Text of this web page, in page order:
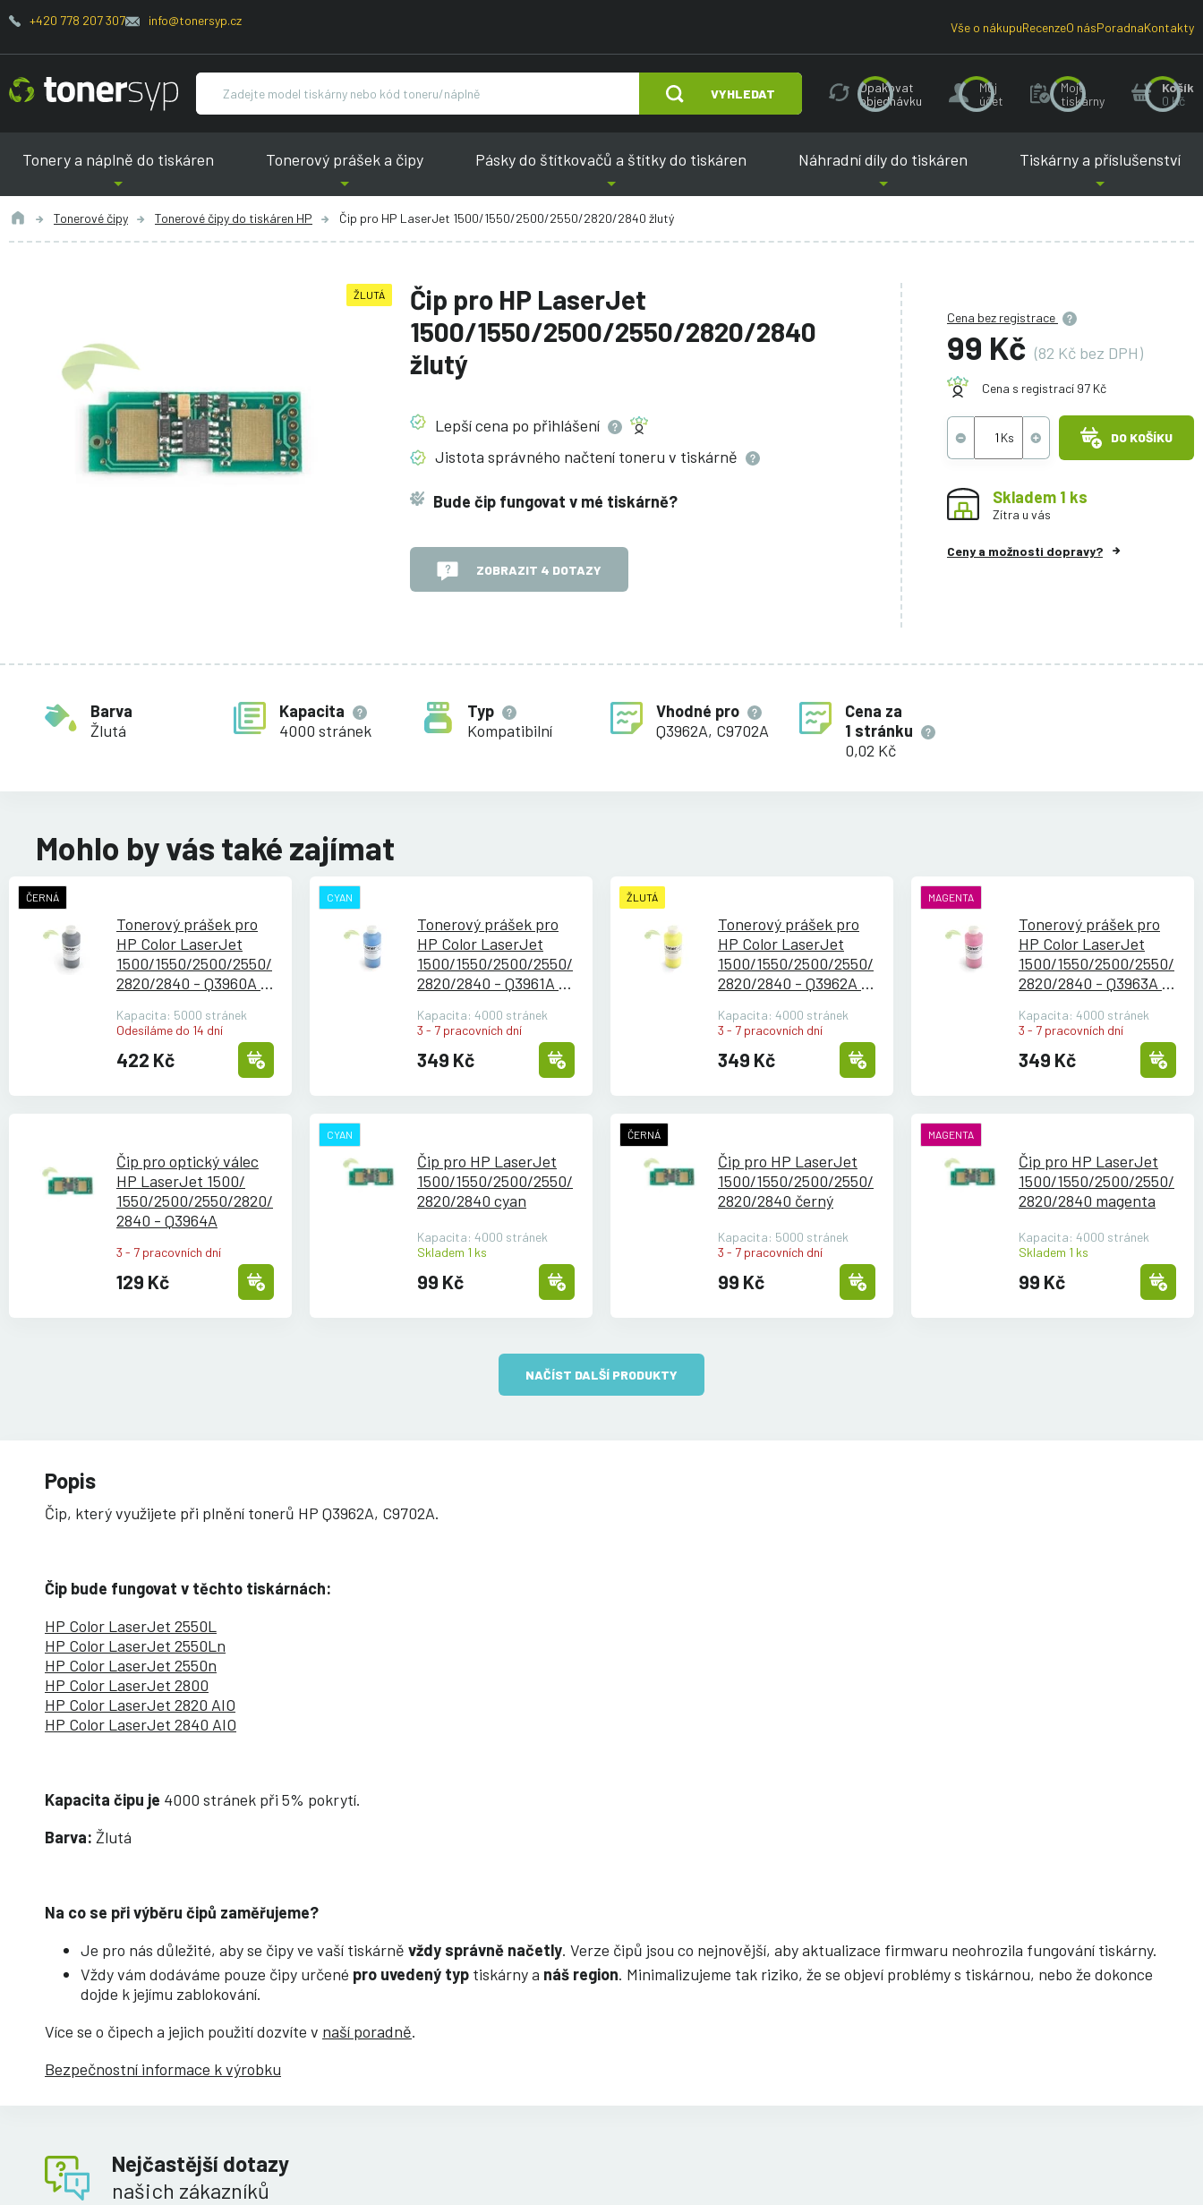
+420 778 207 307 info@tonersyp.cz Vše o nákupuRecenzeO násPoradnaKontakty
VYHLEDAT
Opakovat
objednávku
Můj
účet
Moje
tiskárny
Košík
0 Kč
Tonery a náplně do tiskáren Tonerový prášek a čipy Pásky do štítkovačů a štítky do tiskáren Náhradní díly do tiskáren Tiskárny a příslušenství
Tonerové čipy Tonerové čipy do tiskáren HP Čip pro HP LaserJet 1500/1550/2500/2550/2820/2840 žlutý
ŽLUTÁ
Čip pro HP LaserJet
1500/1550/2500/2550/2820/2840
žlutý
Lepší cena po přihlášení
Jistota správného načtení toneru v tiskárně
Bude čip fungovat v mé tiskárně?
ZOBRAZIT 4 DOTAZY
Cena bez registrace
99 Kč (82 Kč bez DPH)
Cena s registrací 97 Kč
DO KOŠÍKU
Skladem 1 ks
Zítra u vás
Ceny a možnosti dopravy?
Barva
Žlutá
Kapacita
4000 stránek
Typ
Kompatibilní
Vhodné pro
Q3962A, C9702A
Cena za
1 stránku
0,02 Kč
Mohlo by vás také zajímat
ČERNÁ
Tonerový prášek pro
HP Color LaserJet
1500/1550/2500/2550/
2820/2840 - Q3960A -
Kapacita: 5000 stránek
Odesíláme do 14 dní
422 Kč
CYAN
Tonerový prášek pro
HP Color LaserJet
1500/1550/2500/2550/
2820/2840 - Q3961A -
Kapacita: 4000 stránek
3 - 7 pracovních dní
349 Kč
ŽLUTÁ
Tonerový prášek pro
HP Color LaserJet
1500/1550/2500/2550/
2820/2840 - Q3962A -
Kapacita: 4000 stránek
3 - 7 pracovních dní
349 Kč
MAGENTA
Tonerový prášek pro
HP Color LaserJet
1500/1550/2500/2550/
2820/2840 - Q3963A -
Kapacita: 4000 stránek
3 - 7 pracovních dní
349 Kč
Čip pro optický válec
HP LaserJet 1500/
1550/2500/2550/2820/
2840 - Q3964A
3 - 7 pracovních dní
129 Kč
CYAN
Čip pro HP LaserJet
1500/1550/2500/2550/
2820/2840 cyan
Kapacita: 4000 stránek
Skladem 1 ks
99 Kč
ČERNÁ
Čip pro HP LaserJet
1500/1550/2500/2550/
2820/2840 černý
Kapacita: 5000 stránek
3 - 7 pracovních dní
99 Kč
MAGENTA
Čip pro HP LaserJet
1500/1550/2500/2550/
2820/2840 magenta
Kapacita: 4000 stránek
Skladem 1 ks
99 Kč
NAČÍST DALŠÍ PRODUKTY
Popis
Čip, který využijete při plnění tonerů HP Q3962A, C9702A.
Čip bude fungovat v těchto tiskárnách:
HP Color LaserJet 2550L
HP Color LaserJet 2550Ln
HP Color LaserJet 2550n
HP Color LaserJet 2800
HP Color LaserJet 2820 AIO
HP Color LaserJet 2840 AIO
Kapacita čipu je 4000 stránek při 5% pokrytí.
Barva: Žlutá
Na co se při výběru čipů zaměřujeme?
Je pro nás důležité, aby se čipy ve vaší tiskárně vždy správně načetly. Verze čipů jsou co nejnovější, aby aktualizace firmwaru neohrozila fungování tiskárny.
Vždy vám dodáváme pouze čipy určené pro uvedený typ tiskárny a náš region. Minimalizujeme tak riziko, že se objeví problémy s tiskárnou, nebo že dokonce
dojde k jejímu zablokování.
Více se o čipech a jejich použití dozvíte v naší poradně.
Bezpečnostní informace k výrobku
Nejčastější dotazy
našich zákazníků